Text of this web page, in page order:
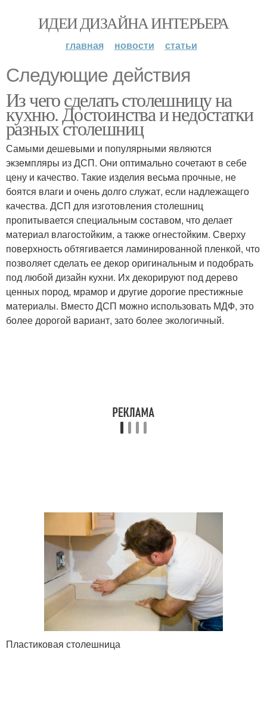
ИДЕИ ДИЗАЙНА ИНТЕРЬЕРА
главная новости статьи
Следующие действия
Из чего сделать столешницу на
кухню. Достоинства и недостатки
разных столешниц
Самыми дешевыми и популярными являются
экземпляры из ДСП. Они оптимально сочетают в себе
цену и качество. Такие изделия весьма прочные, не
боятся влаги и очень долго служат, если надлежащего
качества. ДСП для изготовления столешниц
пропитывается специальным составом, что делает
материал влагостойким, а также огнестойким. Сверху
поверхность обтягивается ламинированной пленкой, что
позволяет сделать ее декор оригинальным и подобрать
под любой дизайн кухни. Их декорируют под дерево
ценных пород, мрамор и другие дорогие престижные
материалы. Вместо ДСП можно использовать МДФ, это
более дорогой вариант, зато более экологичный.
Пластиковая столешница